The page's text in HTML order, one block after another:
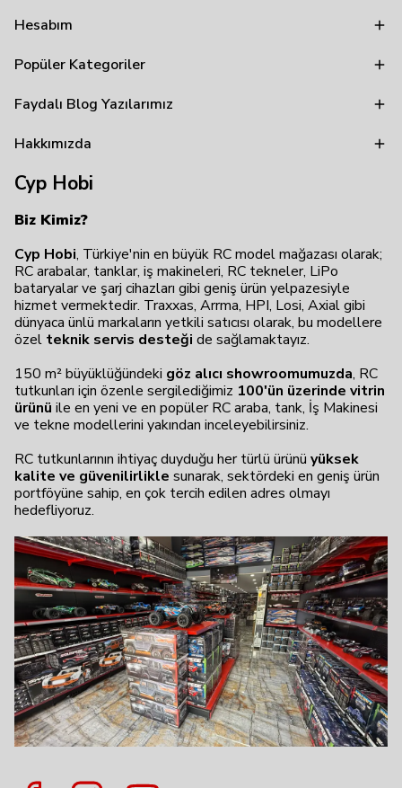
Hesabım
Popüler Kategoriler
Faydalı Blog Yazılarımız
Hakkımızda
Cyp Hobi
Biz Kimiz?
Cyp Hobi, Türkiye'nin en büyük RC model mağazası olarak;
RC arabalar, tanklar, iş makineleri, RC tekneler, LiPo
bataryalar ve şarj cihazları gibi geniş ürün yelpazesiyle
hizmet vermektedir. Traxxas, Arrma, HPI, Losi, Axial gibi
dünyaca ünlü markaların yetkili satıcısı olarak, bu modellere
özel teknik servis desteği de sağlamaktayız.
150 m² büyüklüğündeki göz alıcı showroomumuzda, RC
tutkunları için özenle sergilediğimiz 100'ün üzerinde vitrin
ürünü ile en yeni ve en popüler RC araba, tank, İş Makinesi
ve tekne modellerini yakından inceleyebilirsiniz.
RC tutkunlarının ihtiyaç duyduğu her türlü ürünü yüksek
kalite ve güvenilirlikle sunarak, sektördeki en geniş ürün
portföyüne sahip, en çok tercih edilen adres olmayı
hedefliyoruz.